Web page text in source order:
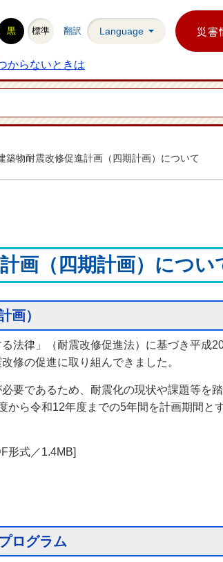
黒 標準 翻訳 Language 災害
からないときは
築物耐震改修促進計画（四期計画）について
画（四期計画）につい
画）
法律」（耐震改修促進法）に基づき平成
修の促進に取り組んできました。
要であるため、耐震化の現状や課題等を
ら令和12年度までの5年間を計画期間と
形式／1.4MB]
ログラム